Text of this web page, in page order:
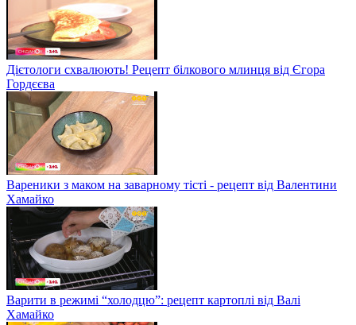
Дієтологи схвалюють! Рецепт білкового млинця від Єгора
Гордєєва
Вареники з маком на заварному тісті - рецепт від Валентини
Хамайко
Варити в режимі “холодцю”: рецепт картоплі від Валі
Хамайко